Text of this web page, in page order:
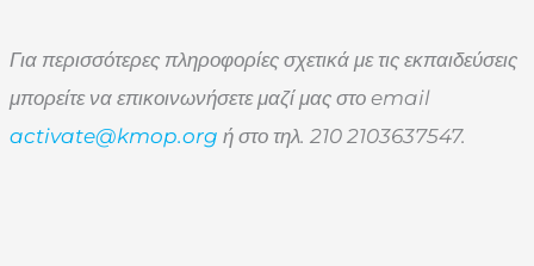
Για περισσότερες πληροφορίες σχετικά με τις εκπαιδεύσεις
μπορείτε να επικοινωνήσετε μαζί μας στο email
activate@kmop.org ή στο τηλ. 210 2103637547.